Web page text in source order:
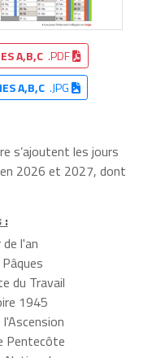
A,B,C .PDF
A,B,C.JPG
s’ajoutent les jours
2026 et 2027, dont
:
de l'an
du Travail
1945
l'Ascension
Pentecôte